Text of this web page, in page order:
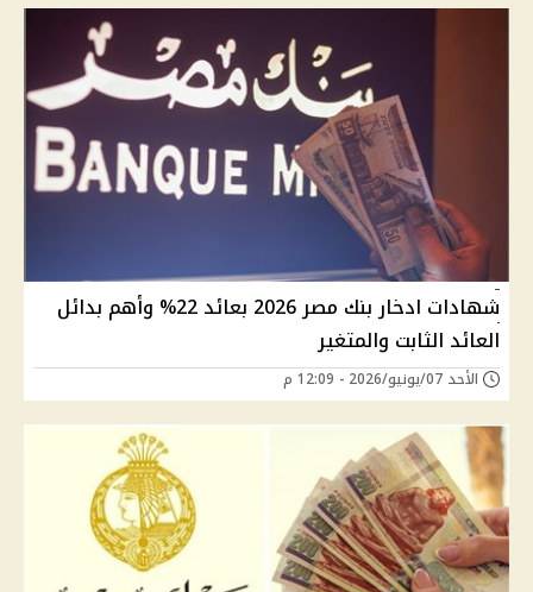
شهادات ادخار بنك مصر 2026 بعائد 22% وأهم بدائل
العائد الثابت والمتغير
الأحد 07/يونيو/2026 - 12:09 م